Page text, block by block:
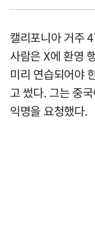
캘리포니아 거주
사람은 X에 환영
미리 연습되어야
고 썼다. 그는 중
익명을 요청했다.